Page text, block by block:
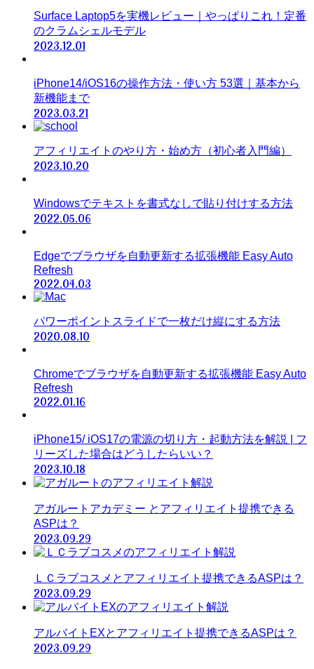
Surface Laptop5を実機レビュー｜やっぱりこれ！定番
のクラムシェルモデル
2023.12.01
iPhone14/iOS16の操作方法・使い方 53選｜基本から
新機能まで
2023.03.21
アフィリエイトのやり方・始め方（初心者入門編）
2023.10.20
Windowsでテキストを書式なしで貼り付けする方法
2022.05.06
Edgeでブラウザを自動更新する拡張機能 Easy Auto
Refresh
2022.04.03
パワーポイントスライドで一枚だけ縦にする方法
2020.08.10
Chromeでブラウザを自動更新する拡張機能 Easy Auto
Refresh
2022.01.16
iPhone15/ iOS17の電源の切り方・起動方法を解説 | フ
リーズした場合はどうしたらいい？
2023.10.18
アガルートアカデミー とアフィリエイト提携できる
ASPは？
2023.09.29
ＬＣラブコスメとアフィリエイト提携できるASPは？
2023.09.29
アルバイトEXとアフィリエイト提携できるASPは？
2023.09.29